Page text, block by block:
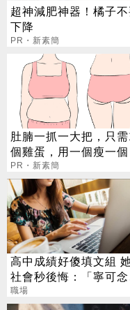
超神減肥神器！橘子
下降
PR・新素簡
肚腩一抓一大把，只需
個雞蛋，用一個瘦一個
PR・新素簡
高中成績好傻填文組
社會秒後悔：「寧可念
理工」
職場